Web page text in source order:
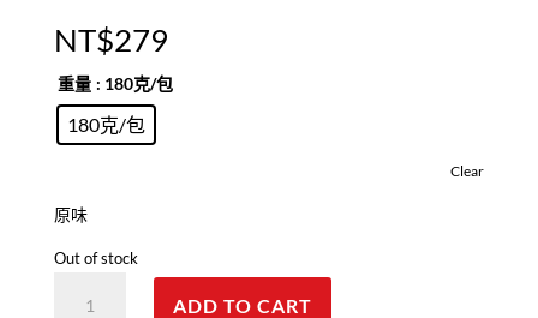
NT$279
重量 : 180克/包
180克/包
Clear
原味
Out of stock
ADD TO CART